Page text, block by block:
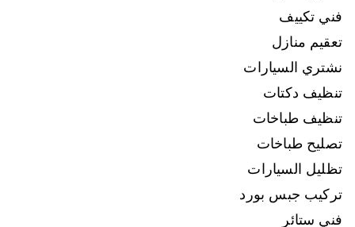
فني تكييف
تعقيم منازل
نشتري السيارات
تنظيف دكتات
تنظيف طباخات
تصليح طباخات
تظليل السيارات
تركيب جبس بورد
فني ستائر